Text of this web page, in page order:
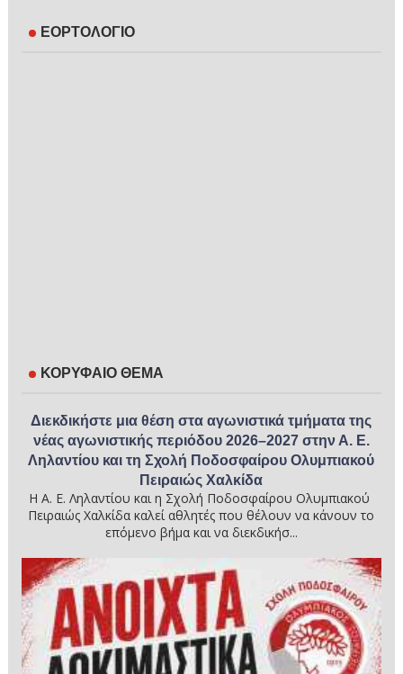
ΕΟΡΤΟΛΟΓΙΟ
ΚΟΡΥΦΑΙΟ ΘΕΜΑ
Διεκδικήστε μια θέση στα αγωνιστικά τμήματα της
νέας αγωνιστικής περιόδου 2026–2027 στην Α. Ε.
Ληλαντίου και τη Σχολή Ποδοσφαίρου Ολυμπιακού
Πειραιώς Χαλκίδα
Η Α. Ε. Ληλαντίου και η Σχολή Ποδοσφαίρου Ολυμπιακού
Πειραιώς Χαλκίδα καλεί αθλητές που θέλουν να κάνουν το
επόμενο βήμα και να διεκδικήσ...